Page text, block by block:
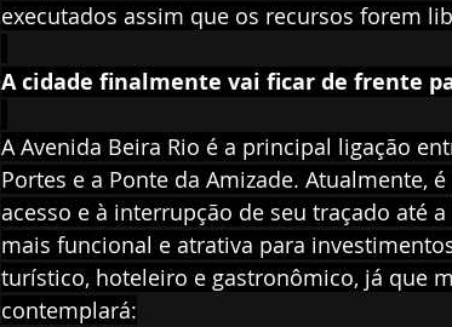
executados assim que os recursos forem
A cidade finalmente vai ficar de frente
A Avenida Beira Rio é a principal ligação
Portes e a Ponte da Amizade. Atualmente,
acesso e à interrupção de seu traçado até
mais funcional e atrativa para
turístico, hoteleiro e gastronômico, já que
contemplará: